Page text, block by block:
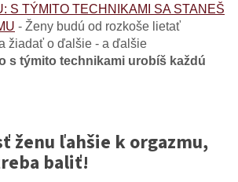
S TÝMITO TECHNIKAMI SA STANEŠ
- Ženy budú od rozkoše lietať
žiadať o ďalšie - a ďalšie
s týmito technikami urobíš každú
ženu ľahšie k orgazmu,
baliť!